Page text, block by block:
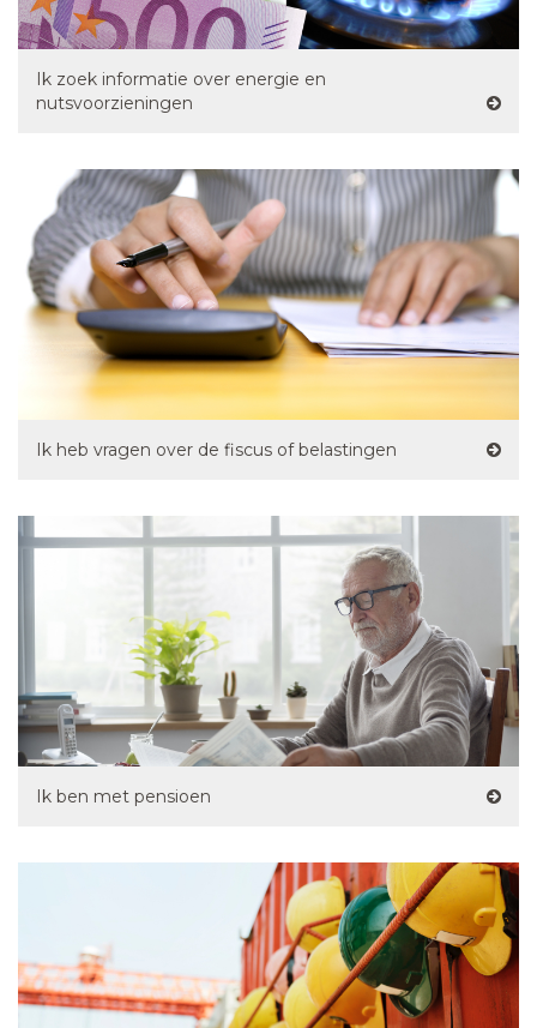
Ik zoek informatie over energie en
nutsvoorzieningen
Ik heb vragen over de fiscus of belastingen
Ik ben met pensioen